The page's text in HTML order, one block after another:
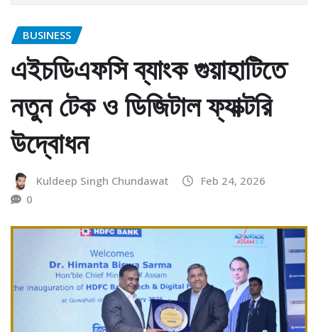
BUSINESS
এইচডিএফসি ব্যাংক গুয়াহাটিতে
নতুন টেক ও ডিজিটাল ফ্যাক্টরি
উদ্বোধন
Kuldeep Singh Chundawat
Feb 24, 2026
0